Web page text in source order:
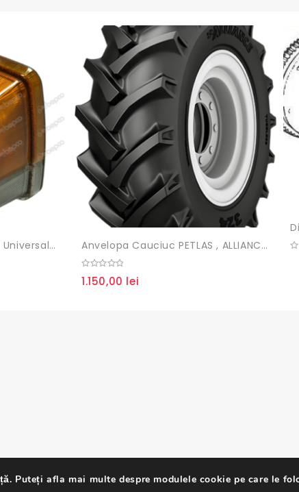
Lampa Semnalizare Fata Universala 84×84 Mm Anvelopa Cauciuc PETLAS , ALLIANCE , KABAT , MRL 12.4 R28
out
1.150,00 lei
Puteți afla mai multe despre modulele cookie pe care le